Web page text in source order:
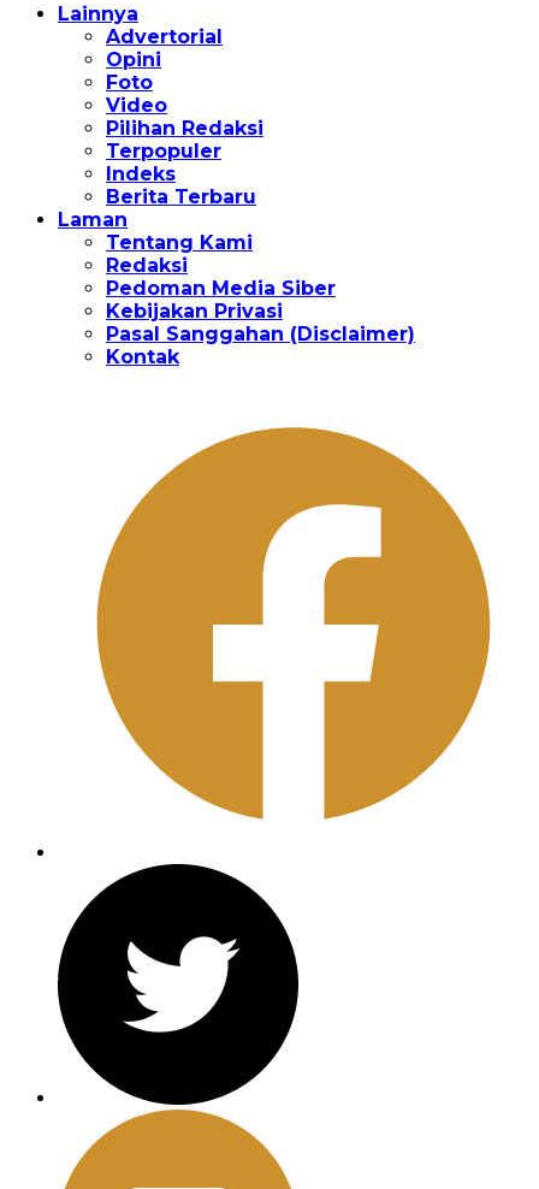
Lainnya
Advertorial
Opini
Foto
Video
Pilihan Redaksi
Terpopuler
Indeks
Berita Terbaru
Laman
Tentang Kami
Redaksi
Pedoman Media Siber
Kebijakan Privasi
Pasal Sanggahan (Disclaimer)
Kontak